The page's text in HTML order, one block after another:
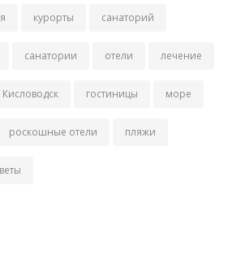
курорты санаторий
санатории отели лечение
Кисловодск гостиницы море
роскошные отели пляжи